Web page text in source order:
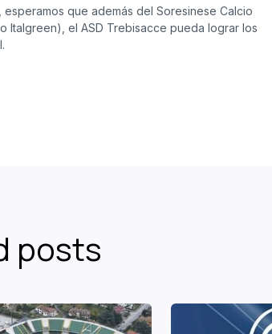
que además del Soresinese Calcio
Italgreen), el ASD Trebisacce pueda lograr los
posts